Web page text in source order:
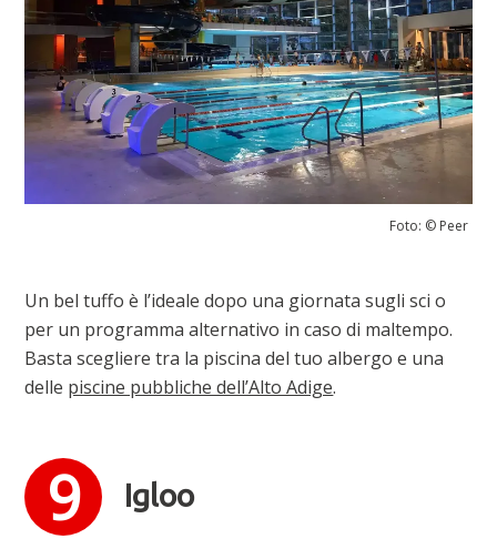
Foto: © Peer
Un bel tuffo è l’ideale dopo una giornata sugli sci o
per un programma alternativo in caso di maltempo.
Basta scegliere tra la piscina del tuo albergo e una
delle piscine pubbliche dell’Alto Adige.
Igloo